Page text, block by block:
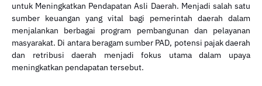
untuk Meningkatkan Pendapatan Asli Daerah. Menjadi salah satu
sumber keuangan yang vital bagi pemerintah daerah dalam
menjalankan berbagai program pembangunan dan pelayanan
masyarakat. Di antara beragam sumber PAD, potensi pajak daerah
dan retribusi daerah menjadi fokus utama dalam upaya
meningkatkan pendapatan tersebut.